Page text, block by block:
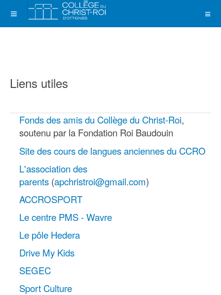
Liens utiles
Fonds des amis du Collège du Christ-Roi,
soutenu par la Fondation Roi Baudouin
Site des cours de langues anciennes du CCRO
L'association des
parents (apchristroi@gmail.com)
ACCROSPORT
Le centre PMS - Wavre
Le pôle Hedera
Drive My Kids
SEGEC
Sport Culture